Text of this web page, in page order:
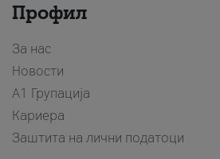
Профил
За нас
Новости
А1 Групација
Кариера
Заштита на лични податоци